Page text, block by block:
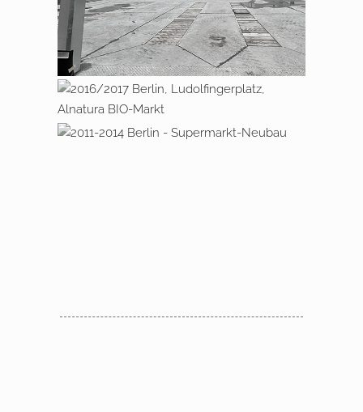
2016 – 2017 Berlin, Ludolfingerplatz,
Alnatura BIO – Markt
2011 – 2014 Berlin, Supermarkt –